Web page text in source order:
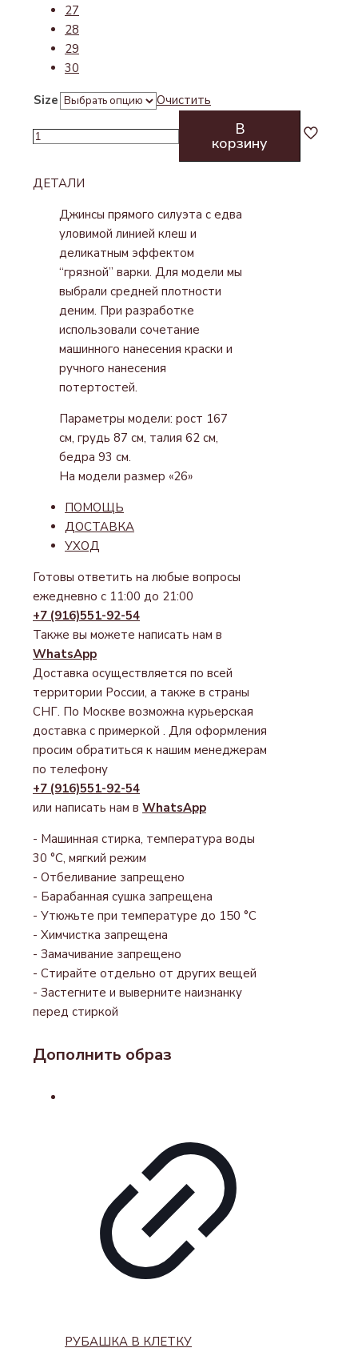
27
28
29
30
Size
Очистить
Количество
С
ЭФФЕКТОМ
ГРЯЗНОЙ
ВАРКИ
В
корзину
ДЕТАЛИ
Джинсы прямого силуэта с едва
уловимой линией клеш и
деликатным эффектом
“грязной” варки. Для модели мы
выбрали средней плотности
деним. При разработке
использовали сочетание
машинного нанесения краски и
ручного нанесения
потертостей.
Параметры модели: рост 167
см, грудь 87 см, талия 62 см,
бедра 93 см.
На модели размер «26»
ПОМОЩЬ
ДОСТАВКА
УХОД
Готовы ответить на любые вопросы
ежедневно с 11:00 до 21:00
+7 (916)551-92-54
Также вы можете написать нам в
WhatsApp
Доставка осуществляется по всей
территории России, а также в страны
СНГ. По Москве возможна курьерская
доставка с примеркой . Для оформления
просим обратиться к нашим менеджерам
по телефону
+7 (916)551-92-54
или написать нам в WhatsApp
- Машинная стирка, температура воды
30 °С, мягкий режим
- Отбеливание запрещено
- Барабанная сушка запрещена
- Утюжьте при температуре до 150 °С
- Химчистка запрещена
- Замачивание запрещено
- Стирайте отдельно от других вещей
- Застегните и выверните наизнанку
перед стиркой
Дополнить образ
РУБАШКА В КЛЕТКУ